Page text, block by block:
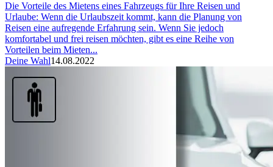
Die Vorteile des Mietens eines Fahrzeugs für Ihre Reisen und
Urlaube: Wenn die Urlaubszeit kommt, kann die Planung von
Reisen eine aufregende Erfahrung sein. Wenn Sie jedoch
komfortabel und frei reisen möchten, gibt es eine Reihe von
Vorteilen beim Mieten...
Deine Wahl14.08.2022